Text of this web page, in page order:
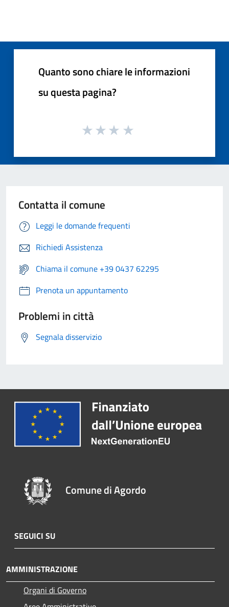
Quanto sono chiare le informazioni
su questa pagina?
Contatta il comune
Leggi le domande frequenti
Richiedi Assistenza
Chiama il comune +39 0437 62295
Prenota un appuntamento
Problemi in città
Segnala disservizio
Comune di Agordo
SEGUICI SU
AMMINISTRAZIONE
Organi di Governo